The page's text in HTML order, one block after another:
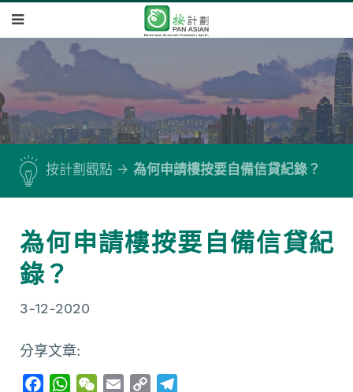
按計劃觀點 為何申請樓按要自備信貸紀錄？
為何申請樓按要自備信貸紀
錄？
3-12-2020
分享文章:
W
W